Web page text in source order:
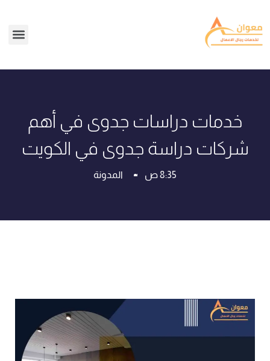
خدمات دراسات جدوى في أهم
شركات دراسة جدوى في الكويت
8:35 ص المدونة